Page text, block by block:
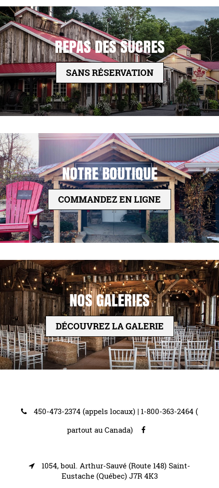
REPAS DES SUCRES
SANS RÉSERVATION
NOTRE BOUTIQUE
COMMANDEZ EN LIGNE
NOS GALERIES
DÉCOUVREZ LA GALERIE
450-473-2374 (appels locaux) | 1-800-363-2464 (
partout au Canada)
1054, boul. Arthur-Sauvé (Route 148) Saint-
Eustache (Québec) J7R 4K3